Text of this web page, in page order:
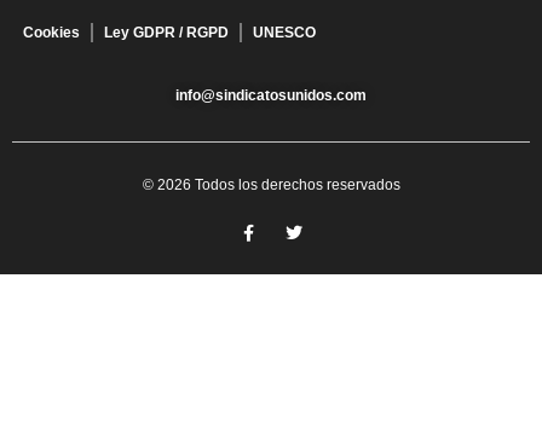
Cookies Ley GDPR / RGPD UNESCO
info@sindicatosunidos.com
© 2026 Todos los derechos reservados